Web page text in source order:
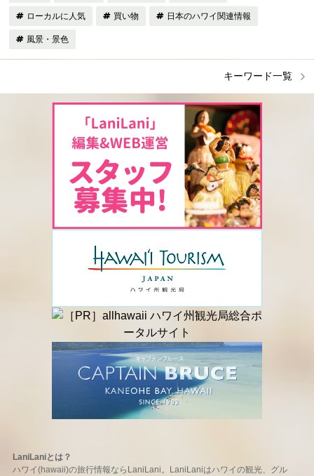
ローカルに人気 買い物 日本のハワイ関連情報
風景・景色
キーワード一覧
LaniLaniとは？
ハワイ(hawaii)の旅行情報ならLaniLani。LaniLaniはハワイの観光、グル